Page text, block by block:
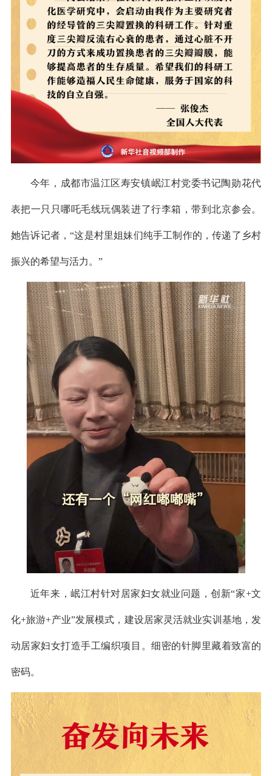
今年，成都市温江区寿安镇岷江村党委书记陶勋花代
表把一只只哪吒毛线玩偶装进了行李箱，带到北京参会。
她告诉记者，“这是村里姐妹们纯手工制作的，传递了乡村
振兴的希望与活力。”
近年来，岷江村针对居家妇女就业问题，创新“家+文
化+旅游+产业”发展模式，建设居家灵活就业实训基地，发
动居家妇女打造手工编织项目。细密的针脚里藏着致富的
密码。